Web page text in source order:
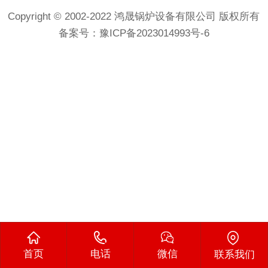
Copyright © 2002-2022 鸿晟锅炉设备有限公司 版权所有
备案号： 豫ICP备2023014993号-6
首页 电话 微信 联系我们